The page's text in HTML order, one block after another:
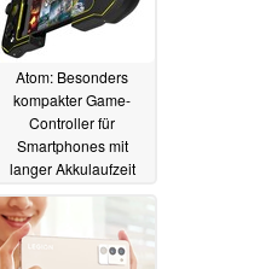
Atom: Besonders
kompakter Game-
Controller für
Smartphones mit
langer Akkulaufzeit
16.11.2022